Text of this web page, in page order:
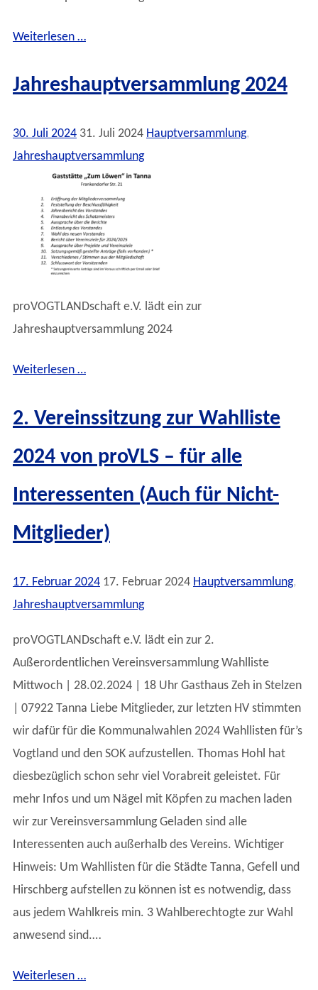
Weiterlesen …
Jahreshauptversammlung 2024
30. Juli 2024 31. Juli 2024 Hauptversammlung,
Jahreshauptversammlung
proVOGTLANDschaft e.V. lädt ein zur
Jahreshauptversammlung 2024
Weiterlesen …
2. Vereinssitzung zur Wahlliste
2024 von proVLS – für alle
Interessenten (Auch für Nicht-
Mitglieder)
17. Februar 2024 17. Februar 2024 Hauptversammlung,
Jahreshauptversammlung
proVOGTLANDschaft e.V. lädt ein zur 2.
Außerordentlichen Vereinsversammlung Wahlliste
Mittwoch | 28.02.2024 | 18 Uhr Gasthaus Zeh in Stelzen
| 07922 Tanna Liebe Mitglieder, zur letzten HV stimmten
wir dafür für die Kommunalwahlen 2024 Wahllisten für’s
Vogtland und den SOK aufzustellen. Thomas Hohl hat
diesbezüglich schon sehr viel Vorabreit geleistet. Für
mehr Infos und um Nägel mit Köpfen zu machen laden
wir zur Vereinsversammlung Geladen sind alle
Interessenten auch außerhalb des Vereins. Wichtiger
Hinweis: Um Wahllisten für die Städte Tanna, Gefell und
Hirschberg aufstellen zu können ist es notwendig, dass
aus jedem Wahlkreis min. 3 Wahlberechtogte zur Wahl
anwesend sind.…
Weiterlesen …